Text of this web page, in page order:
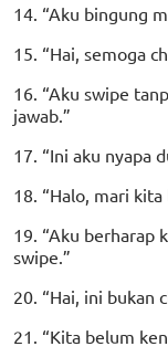
14. “Aku bingung
15. “Hai, semoga
16. “Aku swipe
jawab.”
17. “Ini aku nyapa
18. “Halo, mari
19. “Aku berharap
swipe.”
20. “Hai, ini bukan
21. “Kita belum